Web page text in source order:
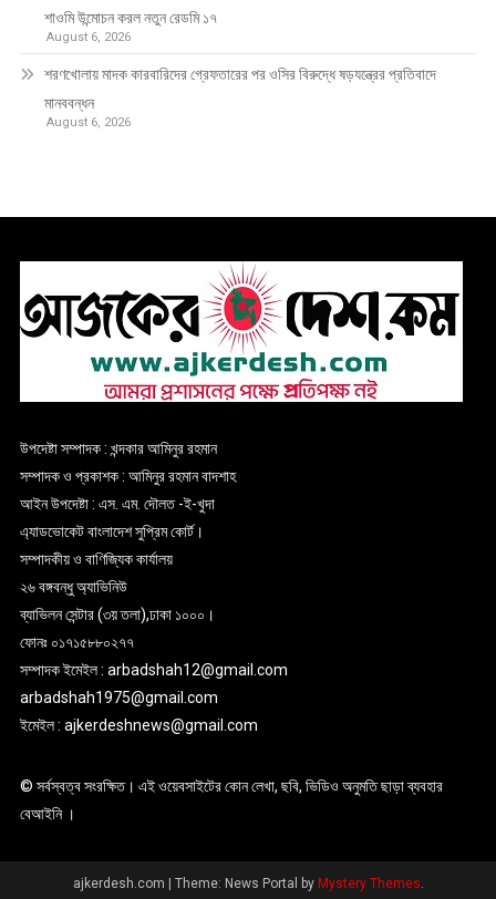
শাওমি উন্মোচন করল নতুন রেডমি ১৭
August 6, 2026
শরণখোলায় মাদক কারবারিদের গ্রেফতারের পর ওসির বিরুদ্ধে ষড়যন্ত্রের প্রতিবাদে
মানববন্ধন
August 6, 2026
উপদেষ্টা সম্পাদক : খন্দকার আমিনুর রহমান
সম্পাদক ও প্রকাশক : আমিনুর রহমান বাদশাহ
আইন উপদেষ্টা : এস. এম. দৌলত -ই-খুদা
এ্যাডভোকেট বাংলাদেশ সুপ্রিম কোর্ট।
সম্পাদকীয় ও বাণিজ্যিক কার্যালয়
২৬ বঙ্গবন্ধু অ্যাভিনিউ
ব্যাভিলন সেন্টার (৩য় তলা),ঢাকা ১০০০।
ফোনঃ ০১৭১৫৮৮০২৭৭
সম্পাদক ইমেইল : arbadshah12@gmail.com
arbadshah1975@gmail.com
ইমেইল : ajkerdeshnews@gmail.com
© সর্বস্বত্ব সংরক্ষিত। এই ওয়েবসাইটের কোন লেখা, ছবি, ভিডিও অনুমতি ছাড়া ব্যবহার
বেআইনি ।
ajkerdesh.com Theme: News Portal by Mystery Themes.